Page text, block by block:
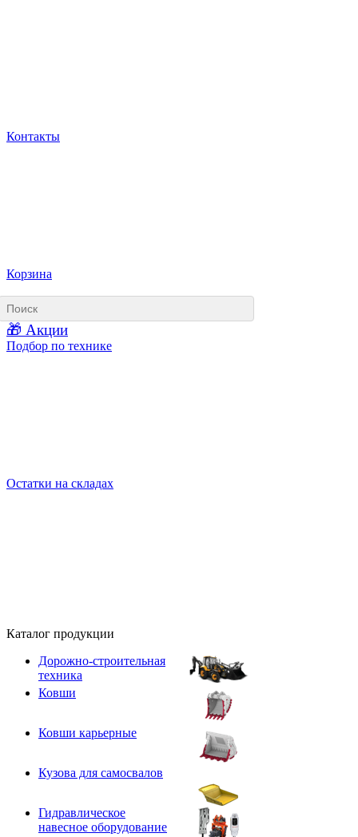
Контакты
Корзина
🎁 Акции
Подбор по технике
Остатки на складах
Каталог продукции
Дорожно-строительная
техника
Ковши
Ковши карьерные
Кузова для самосвалов
Гидравлическое
навесное оборудование